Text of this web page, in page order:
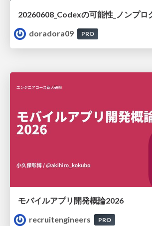
doradora09
PRO
モバイルアプリ開発概論2026
recruitengineers
PRO